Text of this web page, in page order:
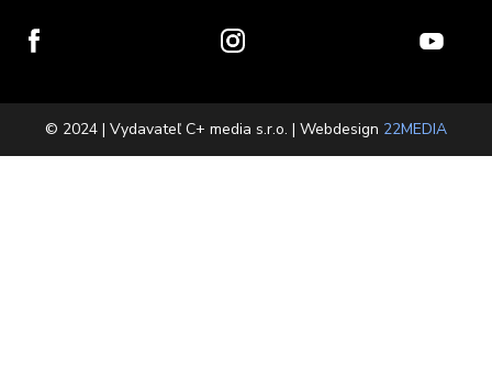
© 2024 | Vydavateľ C+ media s.r.o. | Webdesign 22MEDIA